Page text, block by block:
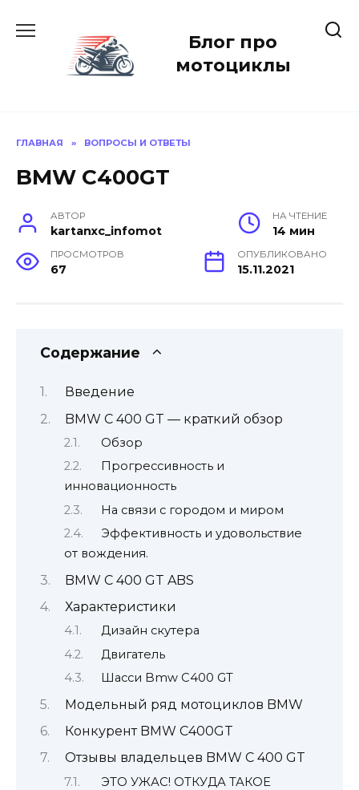
содержанию
Блог про
мотоциклы
ГЛАВНАЯ » ВОПРОСЫ И ОТВЕТЫ
BMW C400GT
АВТОР
kartanxc_infomot
НА ЧТЕНИЕ
14 мин
ПРОСМОТРОВ
67
ОПУБЛИКОВАНО
15.11.2021
Содержание
Введение
BMW C 400 GT — краткий обзор
Обзор
Прогрессивность и
инновационность
На связи с городом и миром
Эффективность и удовольствие
от вождения.
BMW C 400 GT ABS
Характеристики
Дизайн скутера
Двигатель
Шасси Bmw C400 GT
Модельный ряд мотоциклов BMW
Конкурент BMW C400GT
Отзывы владельцев BMW C 400 GT
ЭТО УЖАС! ОТКУДА ТАКОЕ